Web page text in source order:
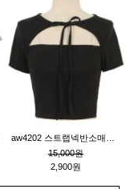
15,000원
2,900원